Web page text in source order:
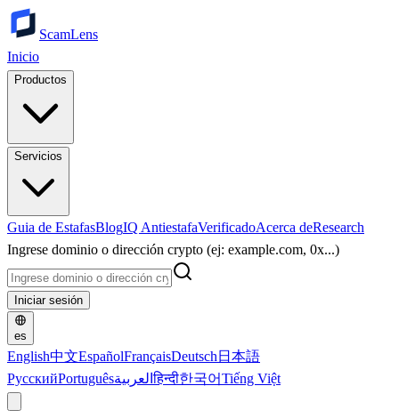
ScamLens
Inicio
Productos
Servicios
Guia de EstafasBlogIQ AntiestafaVerificadoAcerca deResearch
Ingrese dominio o dirección crypto (ej: example.com, 0x...)
Iniciar sesión
es
English中文EspañolFrançaisDeutsch 日本語
РусскийPortuguêsالعربيةहिन्दी한국어Tiếng Việt